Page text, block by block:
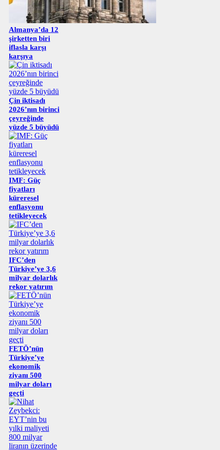
Almanya’da 12
şirketten biri
iflasla karşı
karşıya
Çin iktisadı
2026’nın birinci
çeyreğinde
yüzde 5 büyüdü
IMF: Güç
fiyatları
küreresel
enflasyonu
tetikleyecek
IFC’den
Türkiye’ye 3,6
milyar dolarlık
rekor yatırım
FETÖ’nün
Türkiye’ye
ekonomik
ziyanı 500
milyar doları
geçti